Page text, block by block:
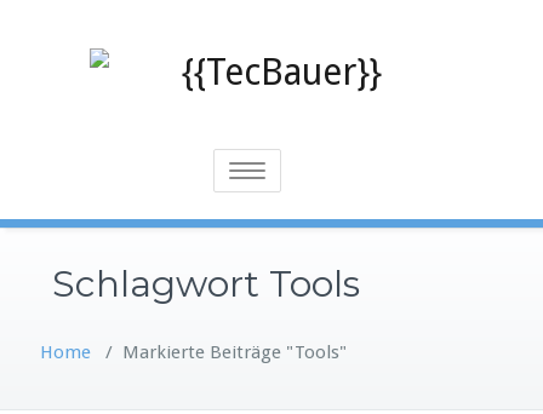
Toggle
Schlagwort Tools
Home / Markierte Beiträge "Tools"